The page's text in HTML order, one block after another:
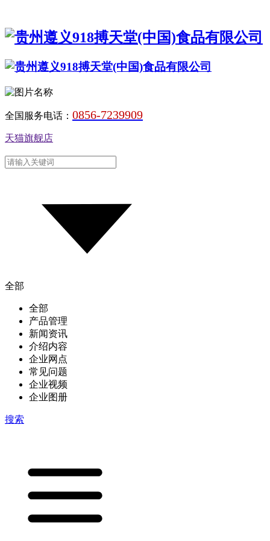
全国服务电话： 0856-7239909
天猫旗舰店
全部
全部
产品管理
新闻资讯
介绍内容
企业网点
常见问题
企业视频
企业图册
搜索